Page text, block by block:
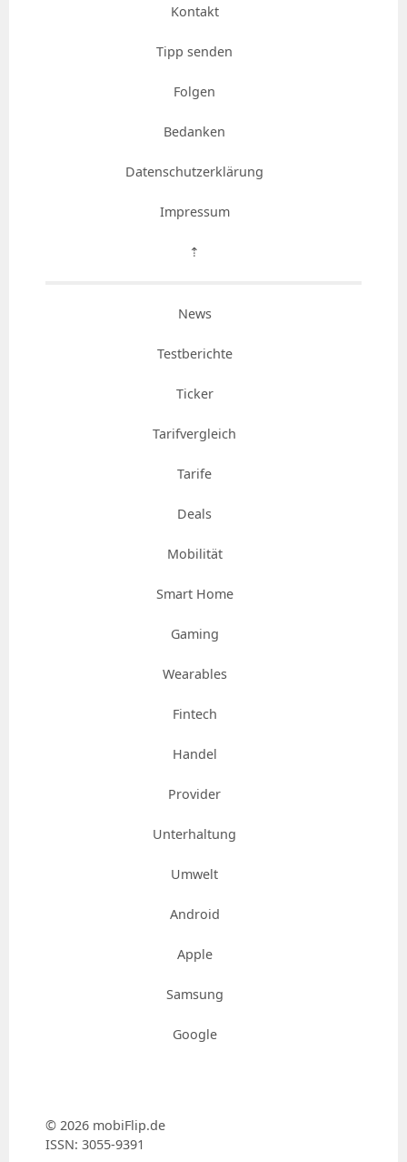
Kontakt
Tipp senden
Folgen
Bedanken
Datenschutzerklärung
Impressum
⇡
News
Testberichte
Ticker
Tarifvergleich
Tarife
Deals
Mobilität
Smart Home
Gaming
Wearables
Fintech
Handel
Provider
Unterhaltung
Umwelt
Android
Apple
Samsung
Google
© 2026 mobiFlip.de
ISSN: 3055-9391